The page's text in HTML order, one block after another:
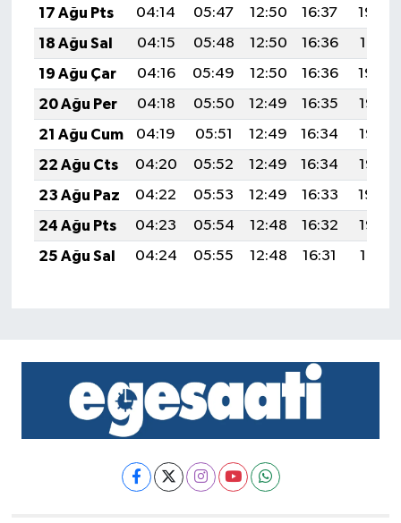
17 Ağu Pts
04:14 05:47 12:50 16:37
19:43
18 Ağu Sal
04:15 05:48 12:50 16:36
19:41
19 Ağu Çar
04:16 05:49 12:50 16:36
19:40
20 Ağu Per
04:18 05:50 12:49 16:35
19:38
21 Ağu Cum
04:19 05:51 12:49 16:34
19:37
22 Ağu Cts
04:20 05:52 12:49 16:34
19:36
23 Ağu Paz
04:22 05:53 12:49 16:33
19:34
24 Ağu Pts
04:23 05:54 12:48 16:32
19:33
25 Ağu Sal
04:24 05:55 12:48 16:31 19:31